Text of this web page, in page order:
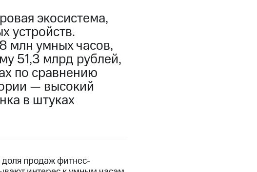
экосистема,
устройств.
млн умных часов,
51,3 млрд рублей,
по сравнению
— высокий
в штуках
продаж фитнес-